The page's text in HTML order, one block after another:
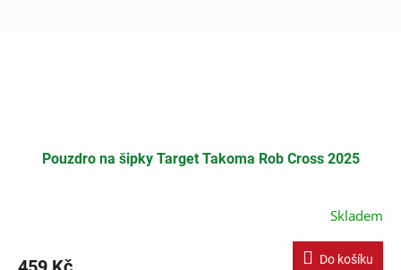
Pouzdro na šipky Target Takoma Rob Cross 2025
Skladem
Do košíku